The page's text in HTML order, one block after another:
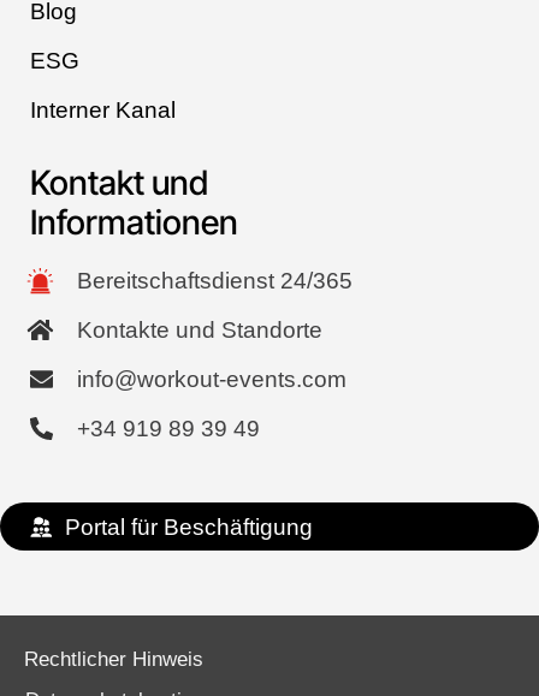
Blog
ESG
Interner Kanal
Kontakt und
Informationen
Bereitschaftsdienst 24/365
Kontakte und Standorte
info@workout-events.com
+34 919 89 39 49
Portal für Beschäftigung
Rechtlicher Hinweis